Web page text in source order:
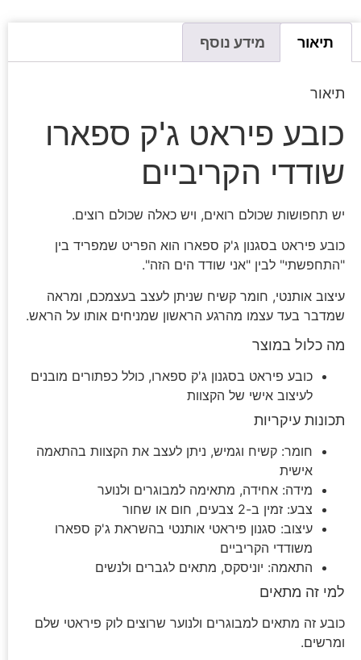
תיאור מידע נוסף
תיאור
כובע פיראט ג'ק ספארו
שודדי הקריביים
יש תחפושות שכולם רואים, ויש כאלה שכולם רוצים.
כובע פיראט בסגנון ג'ק ספארו הוא הפריט שמפריד בין
"התחפשתי" לבין "אני שודד הים הזה".
עיצוב אותנטי, חומר קשיח שניתן לעצב בעצמכם, ומראה
שמדבר בעד עצמו מהרגע הראשון שמניחים אותו על הראש.
מה כלול במוצר
כובע פיראט בסגנון ג'ק ספארו, כולל כפתורים מובנים
לעיצוב אישי של הקצוות
תכונות עיקריות
חומר: קשיח וגמיש, ניתן לעצב את הקצוות בהתאמה
אישית
מידה: אחידה, מתאימה למבוגרים ולנוער
צבע: זמין ב-2 צבעים, חום או שחור
עיצוב: סגנון פיראטי אותנטי בהשראת ג'ק ספארו
משודדי הקריביים
התאמה: יוניסקס, מתאים לגברים ולנשים
למי זה מתאים
כובע זה מתאים למבוגרים ולנוער שרוצים לוק פיראטי שלם
ומרשים.